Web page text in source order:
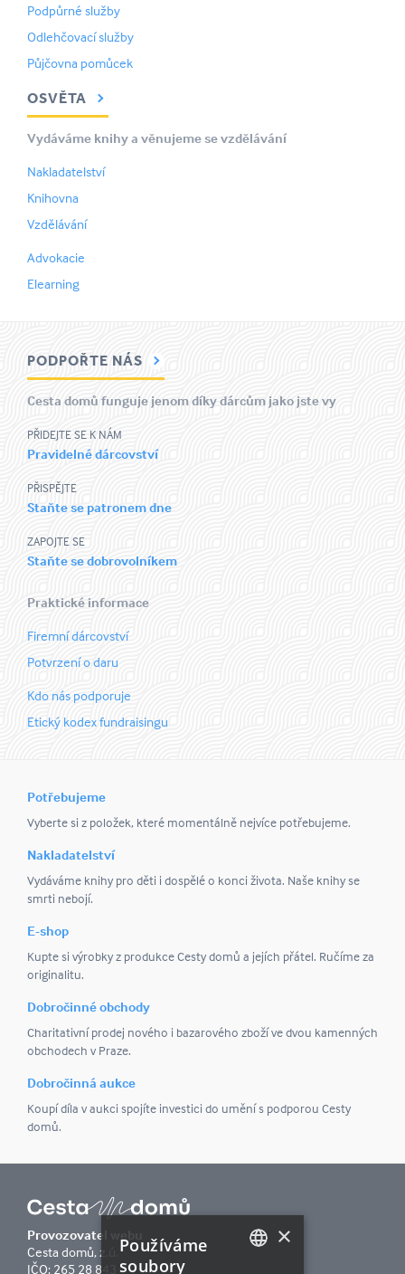
Podpůrné služby
Odlehčovací služby
Půjčovna pomůcek
OSVĚTA
Vydáváme knihy a věnujeme se vzdělávání
Nakladatelství
Knihovna
Vzdělávání
Advokacie
Elearning
PODPOŘTE NÁS
Cesta domů funguje jenom díky dárcům jako jste vy
PŘIDEJTE SE K NÁM
Pravidelné dárcovství
PŘISPĚJTE
Staňte se patronem dne
ZAPOJTE SE
Staňte se dobrovolníkem
Praktické informace
Firemní dárcovství
Potvrzení o daru
Kdo nás podporuje
Etický kodex fundraisingu
Potřebujeme
Vyberte si z položek, které momentálně nejvíce potřebujeme.
Nakladatelství
Vydáváme knihy pro děti i dospělé o konci života. Naše knihy se
smrti nebojí.
E-shop
Kupte si výrobky z produkce Cesty domů a jejích přátel. Ručíme za
originalitu.
Dobročinné obchody
Charitativní prodej nového i bazarového zboží ve dvou kamenných
obchodech v Praze.
Dobročinná aukce
Koupí díla v aukci spojíte investici do umění s podporou Cesty
domů.
Provozovatel webu
Cesta domů, z.ú.
IČO: 265 28 843
×
Používáme
soubory